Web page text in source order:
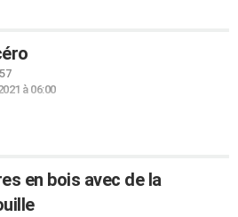
à 06:00
en bois avec de la